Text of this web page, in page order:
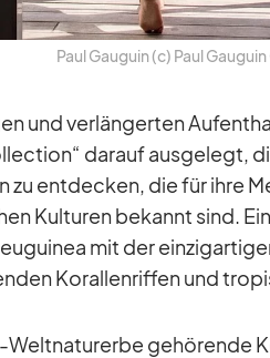
Paul Gau­guin (c) Paul
und ver­län­ger­ten
dar­auf aus­ge­legt,
zu ent­de­cken, die für ihre
Kul­tu­ren be­kannt sind.
mit der
Ko­ral­len­rif­fen und
Welt­na­tur­erbe ge­hö­rende